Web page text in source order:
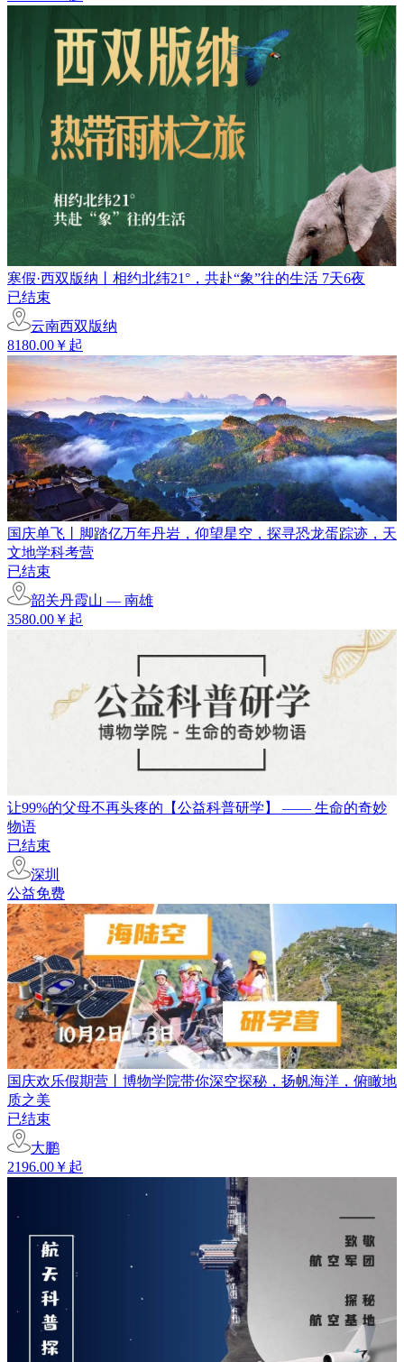
寒假·西双版纳丨相约北纬21°，共赴“象”往的生活 7天6夜
已结束
云南西双版纳
8180.00￥起
国庆单飞丨脚踏亿万年丹岩，仰望星空，探寻恐龙蛋踪迹，天
文地学科考营
已结束
韶关丹霞山 — 南雄
3580.00￥起
让99%的父母不再头疼的【公益科普研学】 —— 生命的奇妙
物语
已结束
深圳
公益免费
国庆欢乐假期营丨博物学院带你深空探秘，扬帆海洋，俯瞰地
质之美
已结束
大鹏
2196.00￥起